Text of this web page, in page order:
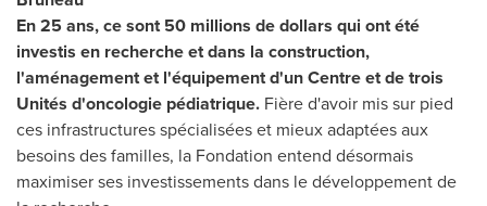
En 25 ans, ce sont 50 millions de dollars qui ont été
investis en recherche et dans la construction,
l'aménagement et l'équipement d'un Centre et de trois
Unités d'oncologie pédiatrique. Fière d'avoir mis sur pied
ces infrastructures spécialisées et mieux adaptées aux
besoins des familles, la Fondation entend désormais
maximiser ses investissements dans le développement de